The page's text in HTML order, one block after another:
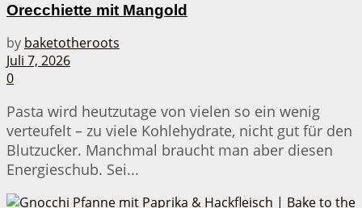
Orecchiette mit Mangold
by baketotheroots
Juli 7, 2026
0
Pasta wird heutzutage von vielen so ein wenig
verteufelt – zu viele Kohlehydrate, nicht gut für den
Blutzucker. Manchmal braucht man aber diesen
Energieschub. Sei...